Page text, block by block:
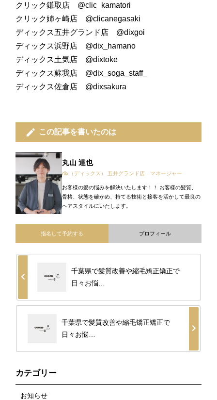
クリック鎌取店 @clic_kamatori
クリック姉ヶ崎店 @clicanegasaki
ディックス五井グランド店 @dixgoi
ディックス浜野店 @dix_hamano
ディックス土気店 @dixtoke
ディックス蘇我店 @dix_soga_staff_
ディックス佐倉店 @dixsakura
edit この記事を書いたのは
丸山 達也
dix（ディックス） 五井グランド店 マネージャー
お客様の髪の悩みを解決いたします！！ お客様の髪質、
骨格、状態を確かめ、持てる技術と接客を活かして最良の
ヘアスタイルにいたします。
指名して予約する プロフィール
千葉県で髪質改善や縮毛矯正矯正で
日々お悩…
千葉県で髪質改善や縮毛矯正矯正で
日々お悩…
カテゴリー
お知らせ